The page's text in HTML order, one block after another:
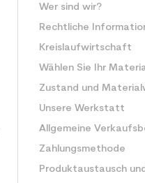
Wer sind wir?
Rechtliche
Kreislaufwirtschaft
Wählen Sie Ihr
Zustand und
Unsere Werkstatt
Allgemeine
Zahlungsmethode
Produktaustausch